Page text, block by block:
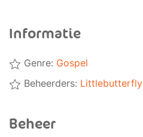
Informatie
Genre: Gospel
Beheerders: Littlebutterfly
Beheer